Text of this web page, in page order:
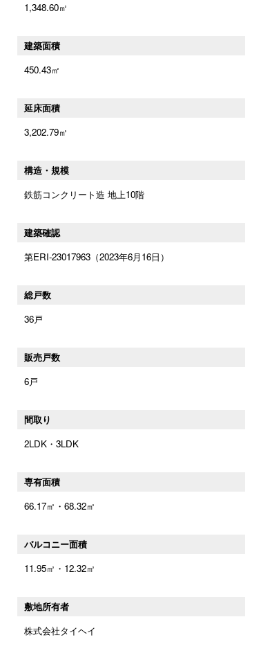
1,348.60㎡
建築面積
450.43㎡
延床面積
3,202.79㎡
構造・規模
鉄筋コンクリート造 地上10階
建築確認
第ERI-23017963（2023年6月16日）
総戸数
36戸
販売戸数
6戸
間取り
2LDK・3LDK
専有面積
66.17㎡・68.32㎡
バルコニー面積
11.95㎡・12.32㎡
敷地所有者
株式会社タイヘイ